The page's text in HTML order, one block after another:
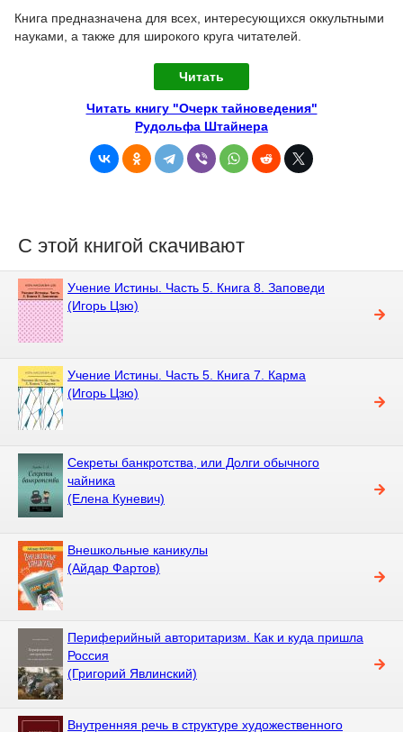
Книга предназначена для всех, интересующихся оккультными
науками, а также для широкого круга читателей.
Читать
Читать книгу "Очерк тайноведения"
Рудольфа Штайнера
С этой книгой скачивают
Учение Истины. Часть 5. Книга 8. Заповеди
(Игорь Цзю)
Учение Истины. Часть 5. Книга 7. Карма
(Игорь Цзю)
Секреты банкротства, или Долги обычного
чайника
(Елена Куневич)
Внешкольные каникулы
(Айдар Фартов)
Периферийный авторитаризм. Как и куда пришла
Россия
(Григорий Явлинский)
Внутренняя речь в структуре художественного